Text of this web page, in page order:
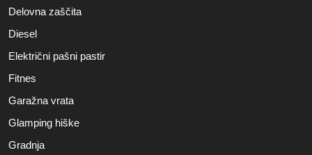
Delovna zaščita
Diesel
Električni pašni pastir
Fitnes
Garažna vrata
Glamping hiške
Gradnja